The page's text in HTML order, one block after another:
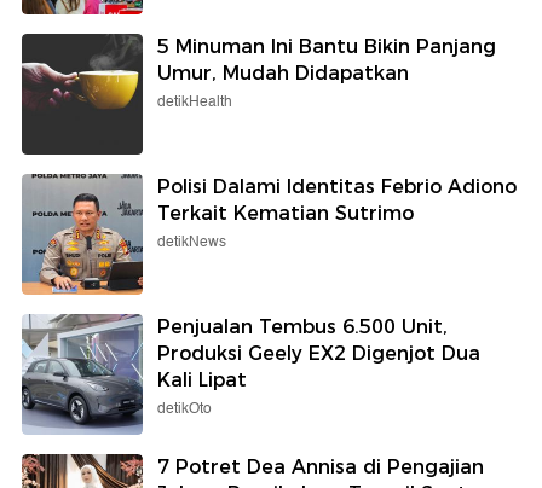
5 Minuman Ini Bantu Bikin Panjang
Umur, Mudah Didapatkan
detikHealth
Polisi Dalami Identitas Febrio Adiono
Terkait Kematian Sutrimo
detikNews
Penjualan Tembus 6.500 Unit,
Produksi Geely EX2 Digenjot Dua
Kali Lipat
detikOto
7 Potret Dea Annisa di Pengajian